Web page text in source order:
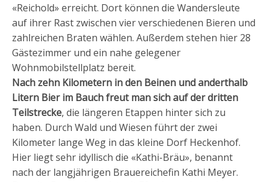
«Reichold» erreicht. Dort können die Wandersleute
auf ihrer Rast zwischen vier verschiedenen Bieren und
zahlreichen Braten wählen. Außerdem stehen hier 28
Gästezimmer und ein nahe gelegener
Wohnmobilstellplatz bereit.
Nach zehn Kilometern in den Beinen und anderthalb
Litern Bier im Bauch freut man sich auf der dritten
Teilstrecke, die längeren Etappen hinter sich zu
haben. Durch Wald und Wiesen führt der zwei
Kilometer lange Weg in das kleine Dorf Heckenhof.
Hier liegt sehr idyllisch die «Kathi-Bräu», benannt
nach der langjährigen Brauereichefin Kathi Meyer.